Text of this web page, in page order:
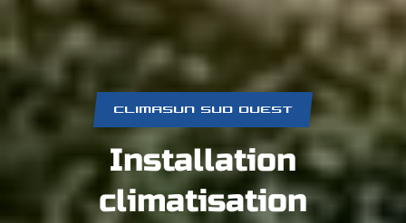
CLIMASUN SUD OUEST
Installation
climatisation